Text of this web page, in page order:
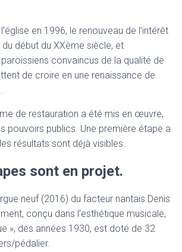
en 1996, le renouveau de l’intérêt
du début du XXème siècle, et
convaincus de la qualité de
de croire en une renaissance de
de restauration a été mis en œuvre,
pouvoirs publics. Une première étape a
résultats sont déjà visibles.
sont en projet.
neuf (2016) du facteur nantais Denis
conçu dans l’esthétique musicale,
», des années 1930, est doté de 32
pédalier.